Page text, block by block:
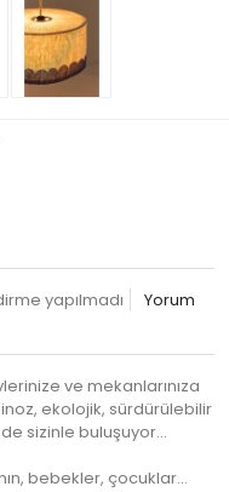
yapılmadı
Yorum
ve mekanlarınıza
ekolojik, sürdürülebilir
sizinle buluşuyor...
bebekler, çocuklar…